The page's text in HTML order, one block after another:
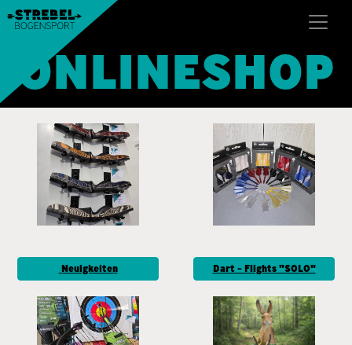
ONLINESHOP
Neuigkeiten Dart - Flights "SOLO"